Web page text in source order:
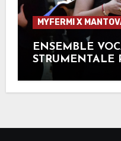
MYFERMI X
ENSEMBLE
STRUMENTALE
DALL’ESTE